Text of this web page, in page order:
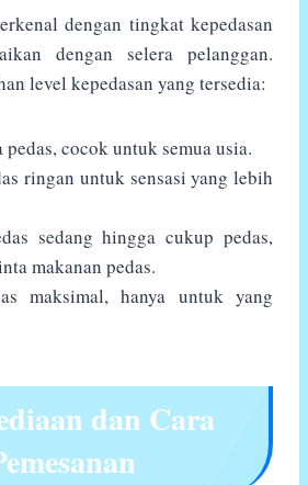
dengan tingkat kepedasan
dengan selera pelanggan.
level kepedasan yang tersedia:
pedas, cocok untuk semua usia.
ringan untuk sensasi yang lebih
sedang hingga cukup pedas,
makanan pedas.
maksimal, hanya untuk yang
dan Cara